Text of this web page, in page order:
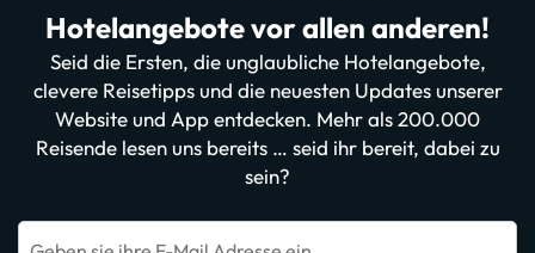
Hotelangebote vor allen anderen!
Seid die Ersten, die unglaubliche Hotelangebote,
clevere Reisetipps und die neuesten Updates unserer
Website und App entdecken. Mehr als 200.000
Reisende lesen uns bereits … seid ihr bereit, dabei zu
sein?